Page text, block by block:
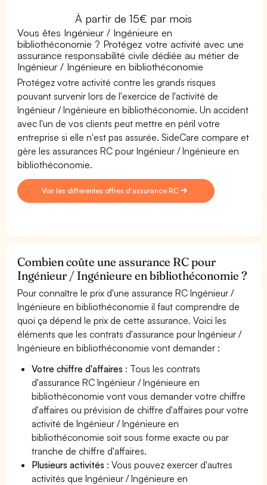
À partir de 15€ par mois
Vous êtes Ingénieur / Ingénieure en
bibliothéconomie ? Protégez votre activité avec une
assurance responsabilité civile dédiée au métier de
Ingénieur / Ingénieure en bibliothéconomie
Protégez votre activité contre les grands risques
pouvant survenir lors de l'exercice de l'activité de
Ingénieur / Ingénieure en bibliothéconomie. Un accident
avec l'un de vos clients peut mettre en péril votre
entreprise si elle n'est pas assurée. SideCare compare et
gère les assurances RC pour Ingénieur / Ingénieure en
bibliothéconomie.
Voir les différentes offres d'assurance RC
Combien coûte une assurance RC pour
Ingénieur / Ingénieure en bibliothéconomie ?
Pour connaître le prix d'une assurance RC Ingénieur /
Ingénieure en bibliothéconomie il faut comprendre de
quoi ça dépend le prix de cette assurance. Voici les
éléments que les contrats d'assurance pour Ingénieur /
Ingénieure en bibliothéconomie vont demander :
Votre chiffre d'affaires : Tous les contrats
d'assurance RC Ingénieur / Ingénieure en
bibliothéconomie vont vous demander votre chiffre
d'affaires ou prévision de chiffre d'affaires pour votre
activité de Ingénieur / Ingénieure en
bibliothéconomie soit sous forme exacte ou par
tranche de chiffre d'affaires.
Plusieurs activités : Vous pouvez exercer d'autres
activités que Ingénieur / Ingénieure en